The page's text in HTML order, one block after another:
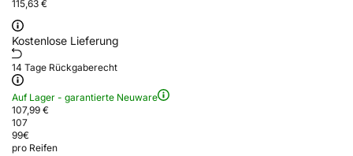
115,63 €
Kostenlose Lieferung
14 Tage Rückgaberecht
Auf Lager - garantierte Neuware
107,99 €
107
99€
pro Reifen